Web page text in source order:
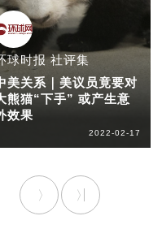
球时报 社评集
美关系｜美议员竟要对
熊猫“下手” 或产生意
效果
2022-02-17